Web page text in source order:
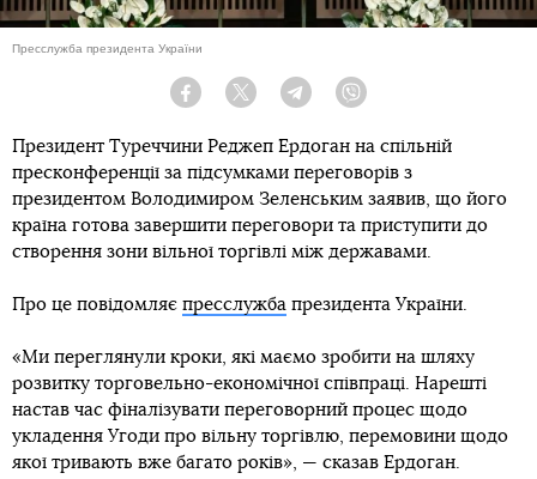
Пресслужба президента України
Facebook Twitter Telegram
Президент Туреччини Реджеп Ердоган на спільній
пресконференції за підсумками переговорів з
президентом Володимиром Зеленським заявив, що його
країна готова завершити переговори та приступити до
створення зони вільної торгівлі між державами.
Про це повідомляє пресслужба президента України.
«Ми переглянули кроки, які маємо зробити на шляху
розвитку торговельно-економічної співпраці. Нарешті
настав час фіналізувати переговорний процес щодо
укладення Угоди про вільну торгівлю, перемовини щодо
якої тривають вже багато років», — сказав Ердоган.